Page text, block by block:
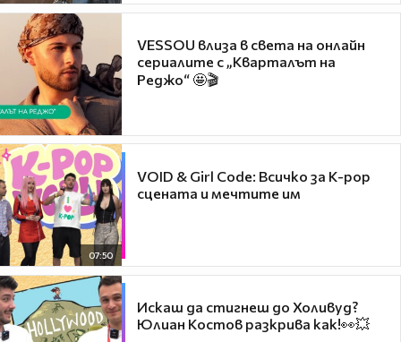
VESSOU влиза в света на онлайн
сериалите с „Кварталът на
Реджо“ 🤩🎬
07:50
VOID & Girl Code: Всичко за K-pop
сцената и мечтите им
Искаш да стигнеш до Холивуд?
Юлиан Костов разкрива как!👀💥